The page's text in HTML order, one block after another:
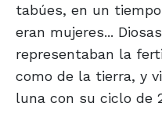
tabúes, en un
eran mujeres...
representaban la
como de la tierra, y
luna con su ciclo de